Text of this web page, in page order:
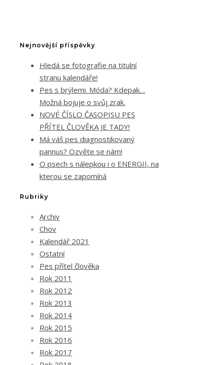
Nejnovější příspěvky
Hledá se fotografie na titulní
stranu kalendáře!
Pes s brýlemi. Móda? Kdepak…
Možná bojuje o svůj zrak.
NOVÉ ČÍSLO ČASOPISU PES
PŘÍTEL ČLOVĚKA JE TADY!
Má váš pes diagnostikovaný
pannus? Ozvěte se nám!
O psech s nálepkou i o ENERGII, na
kterou se zapomíná
Rubriky
Archiv
Chov
Kalendář 2021
Ostatní
Pes přítel člověka
Rok 2011
Rok 2012
Rok 2013
Rok 2014
Rok 2015
Rok 2016
Rok 2017